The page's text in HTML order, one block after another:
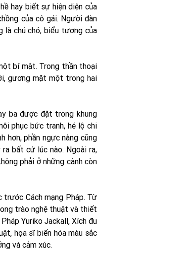
hay biết sự hiện diện của
của cô gái. Người đàn
là chú chó, biểu tượng của
bí mật. Trong thần thoại
gương mặt một trong hai
ba được đặt trong khung
phục bức tranh, hé lộ chi
hơn, phần ngực nàng cũng
bất cứ lúc nào. Ngoài ra,
phải ở những cành còn
Cách mạng Pháp. Từ
trào nghệ thuật và thiết
Yuriko Jackall, Xích đu
họa sĩ biến hóa màu sắc
và cảm xúc.